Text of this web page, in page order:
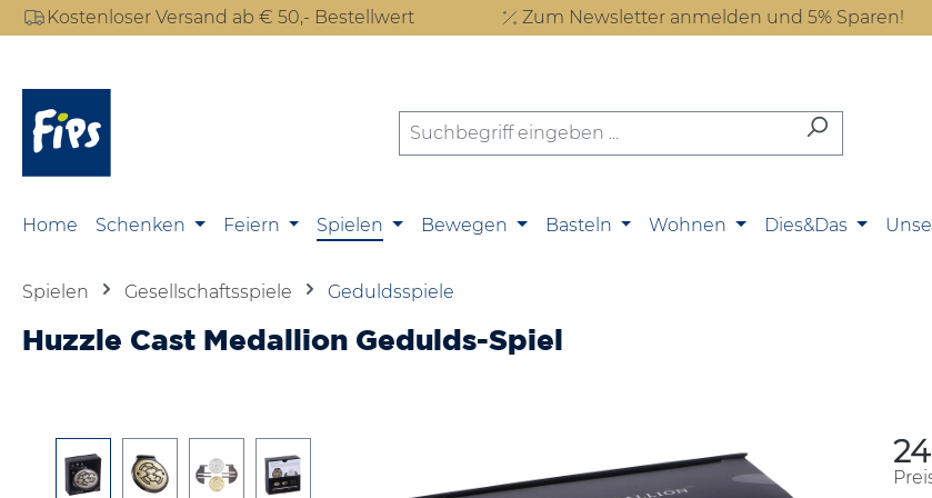
Hauptinhalt springen
Zur Suche springen
Zur Hauptnavigation springen
Kostenloser Versand ab € 50,- Bestellwert Zum Newsletter anmelden und 5% Sparen!
Home Schenken Feiern Spielen Bewegen Basteln Wohnen Dies&Das
Spielen Gesellschaftsspiele Geduldsspiele
Huzzle Cast Medallion Gedulds-Spiel
Bildergalerie überspringen